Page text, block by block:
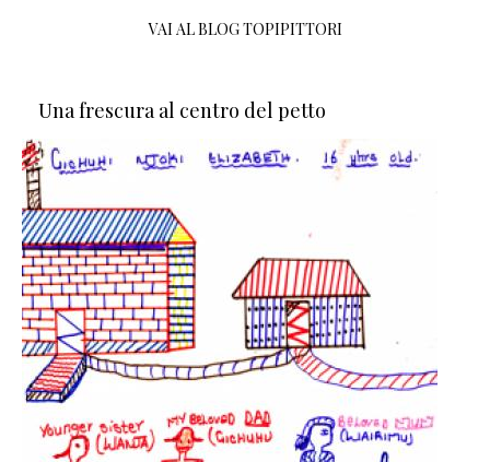
VAI AL BLOG TOPIPITTORI
Una frescura al centro del petto